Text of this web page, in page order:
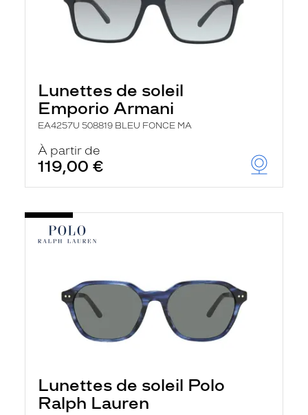
Lunettes de soleil
Emporio Armani
EA4257U 508819 BLEU FONCE MA
À partir de
119,00 €
Lunettes de soleil Polo
Ralph Lauren